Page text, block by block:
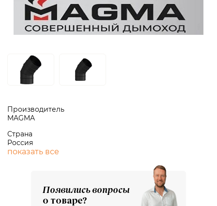
Производитель
MAGMA
Страна
Россия
показать все
Появились вопросы
о товаре?